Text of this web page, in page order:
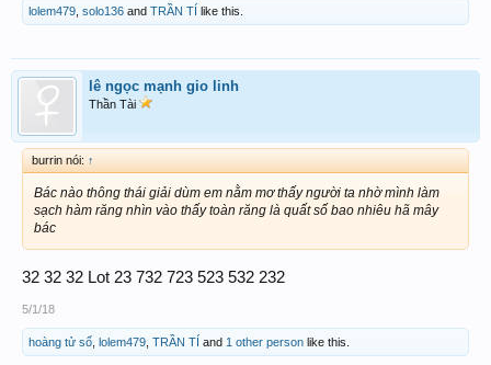
lolem479 solo136 and TRẦN TÍ like this.
lê ngọc mạnh gio linh
Thần Tài
burrin nói: ↑
Bác nào thông thái giải dùm em nằm mơ thấy người ta nhờ mình làm
sạch hàm răng nhìn vào thấy toàn răng là quất số bao nhiêu hã mây
bác
32 32 32 Lot 23 732 723 523 532 232
5/1/18
hoàng tử số lolem479 TRẦN TÍ and 1 other person like this.